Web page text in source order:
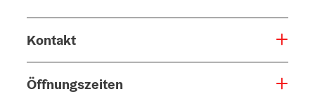
Kontakt
Öffnungszeiten